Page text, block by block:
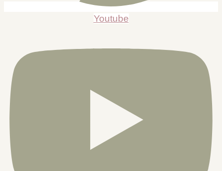
Youtube